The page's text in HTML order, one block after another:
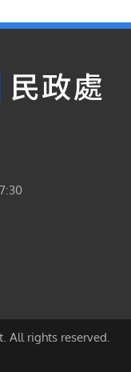
All rights reserved.